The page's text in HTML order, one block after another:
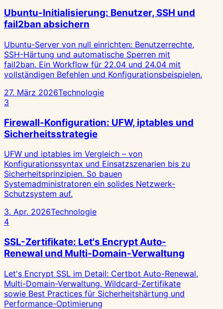
Ubuntu-Initialisierung: Benutzer, SSH und
fail2ban absichern
Ubuntu-Server von null einrichten: Benutzerrechte,
SSH-Härtung und automatische Sperren mit
fail2ban. Ein Workflow für 22.04 und 24.04 mit
vollständigen Befehlen und Konfigurationsbeispielen.
27. März 2026Technologie
3
Firewall-Konfiguration: UFW, iptables und
Sicherheitsstrategie
UFW und iptables im Vergleich – von
Konfigurationssyntax und Einsatzszenarien bis zu
Sicherheitsprinzipien. So bauen
Systemadministratoren ein solides Netzwerk-
Schutzsystem auf.
3. Apr. 2026Technologie
4
SSL-Zertifikate: Let's Encrypt Auto-
Renewal und Multi-Domain-Verwaltung
Let's Encrypt SSL im Detail: Certbot Auto-Renewal,
Multi-Domain-Verwaltung, Wildcard-Zertifikate
sowie Best Practices für Sicherheitshärtung und
Performance-Optimierung